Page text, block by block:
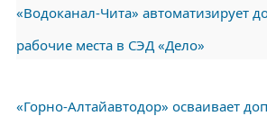
«Водоканал-Чита» автоматизирует
рабочие места в СЭД «Дело»
«Горно-Алтайавтодор» осваивает